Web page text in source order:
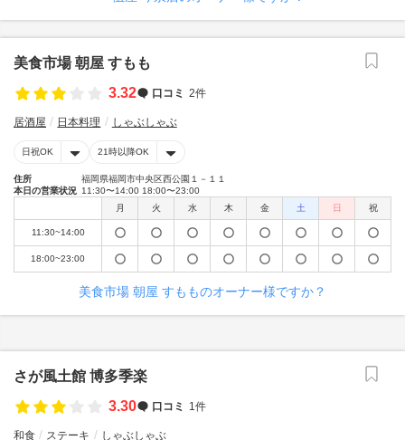
美食市場 朝屋 すもも
3.32
口コミ 2件
居酒屋 日本料理 しゃぶしゃぶ
日祝OK 21時以降OK
住所
福岡県福岡市中央区西公園１－１１
本日の営業状況 11:30〜14:00 18:00〜23:00
月
火 水 木 金 土 日 祝
11:30~14:00
18:00~23:00
美食市場 朝屋 すもものオーナー様ですか？
さが風土館 博多季楽
3.30
口コミ 1件
和食 ステーキ しゃぶしゃぶ